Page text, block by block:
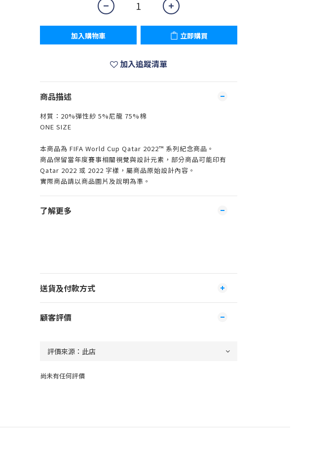
加入購物車 立即購買
加入追蹤清單
商品描述
材質：20%彈性紗 5%尼龍 75%棉
ONE SIZE
本商品為 FIFA World Cup Qatar 2022™ 系列紀念商品。
商品保留當年度賽事相關視覺與設計元素，部分商品可能印有
Qatar 2022 或 2022 字樣，屬商品原始設計內容。
實際商品請以商品圖片及說明為準。
了解更多
送貨及付款方式
顧客評價
尚未有任何評價